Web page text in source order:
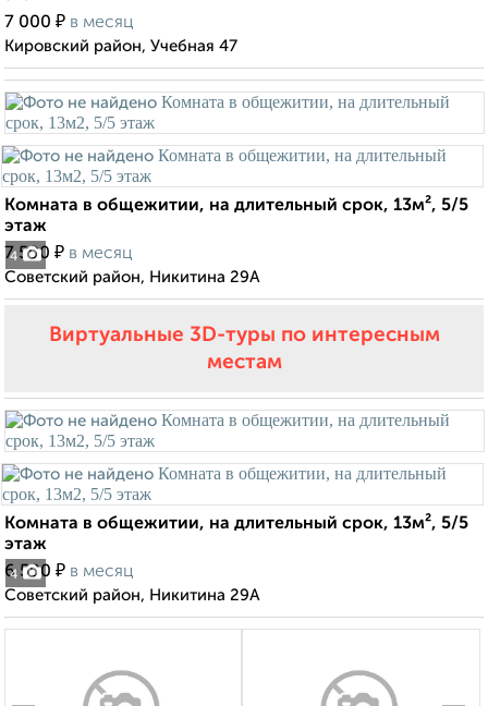
7 000 ₽ в месяц
Кировский район, Учебная 47
4
Комната в общежитии, на длительный срок, 13м², 5/5
этаж
7 500 ₽ в месяц
Советский район, Никитина 29А
Виртуальные 3D-туры по интересным
местам
4
Комната в общежитии, на длительный срок, 13м², 5/5
этаж
6 500 ₽ в месяц
Советский район, Никитина 29А